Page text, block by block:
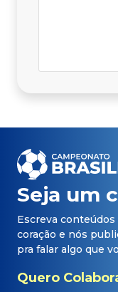
Seja um
Escreva
coração e nós
pra falar algo que
Quero